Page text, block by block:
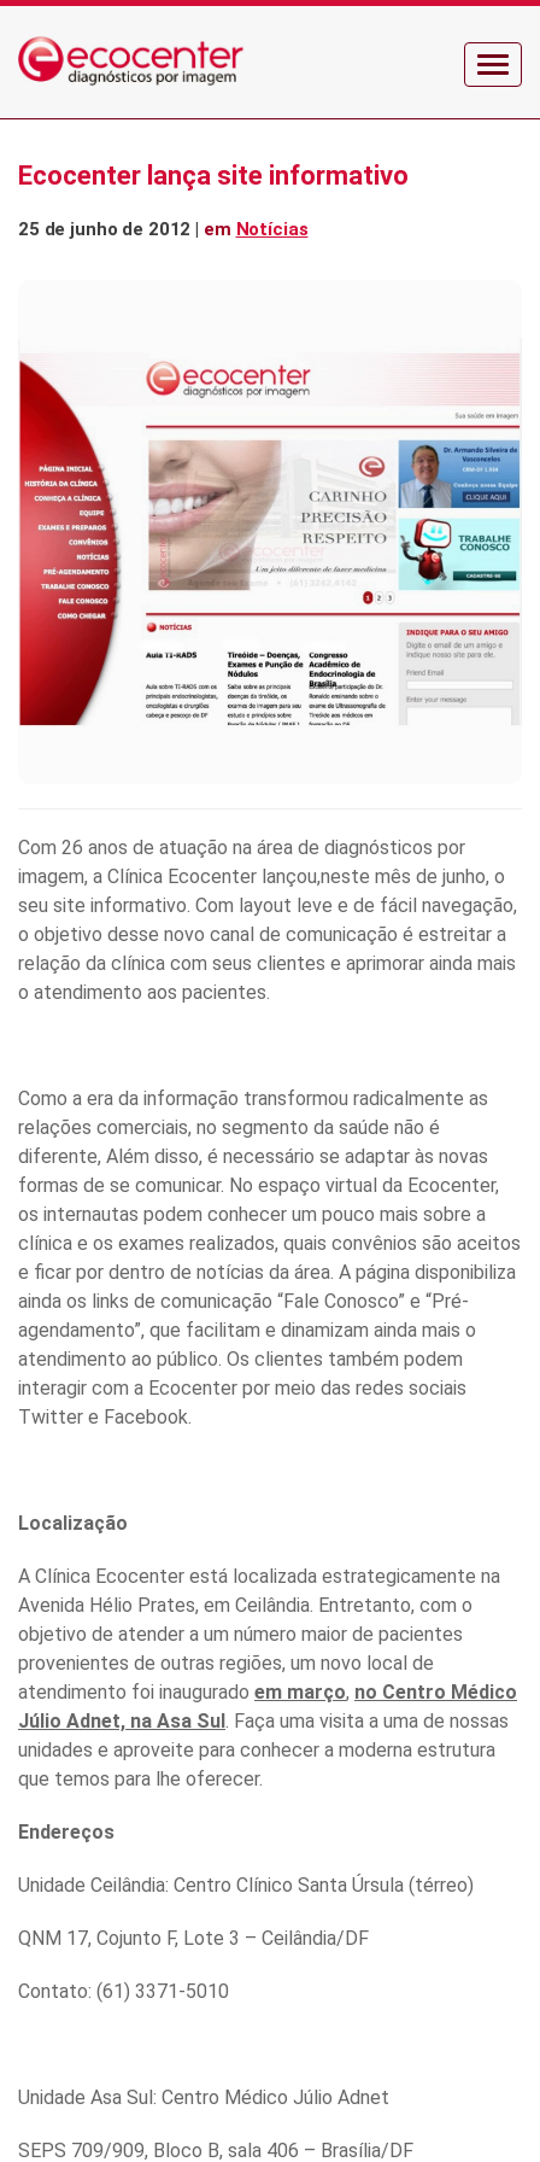
Menu
Ecocenter lança site informativo
25 de junho de 2012 | em Notícias
Com 26 anos de atuação na área de diagnósticos por
imagem, a Clínica Ecocenter lançou,neste mês de junho, o
seu site informativo. Com layout leve e de fácil navegação,
o objetivo desse novo canal de comunicação é estreitar a
relação da clínica com seus clientes e aprimorar ainda mais
o atendimento aos pacientes.
Como a era da informação transformou radicalmente as
relações comerciais, no segmento da saúde não é
diferente, Além disso, é necessário se adaptar às novas
formas de se comunicar. No espaço virtual da Ecocenter,
os internautas podem conhecer um pouco mais sobre a
clínica e os exames realizados, quais convênios são aceitos
e ficar por dentro de notícias da área. A página disponibiliza
ainda os links de comunicação “Fale Conosco” e “Pré-
agendamento”, que facilitam e dinamizam ainda mais o
atendimento ao público. Os clientes também podem
interagir com a Ecocenter por meio das redes sociais
Twitter e Facebook.
Localização
A Clínica Ecocenter está localizada estrategicamente na
Avenida Hélio Prates, em Ceilândia. Entretanto, com o
objetivo de atender a um número maior de pacientes
provenientes de outras regiões, um novo local de
atendimento foi inaugurado em março, no Centro Médico
Júlio Adnet, na Asa Sul . Faça uma visita a uma de nossas
unidades e aproveite para conhecer a moderna estrutura
que temos para lhe oferecer.
Endereços
Unidade Ceilândia: Centro Clínico Santa Úrsula (térreo)
QNM 17, Cojunto F, Lote 3 – Ceilândia/DF
Contato: (61) 3371-5010
Unidade Asa Sul: Centro Médico Júlio Adnet
SEPS 709/909, Bloco B, sala 406 – Brasília/DF